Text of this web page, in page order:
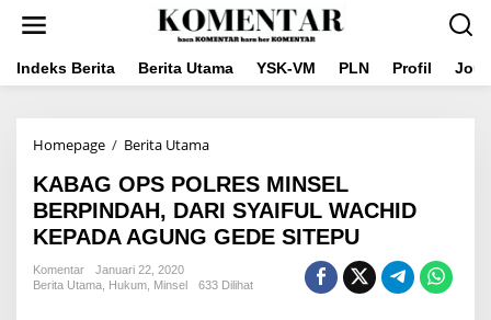
Indeks Berita Berita Utama YSK-VM PLN Profil
Homepage / Berita UtamaKABAG
POLRES
MINSEL
BERPINDAH,
DARI
WACHID
KABAG OPS POLRES MINSEL
BERPINDAH, DARI SYAIFUL WACHID
KEPADA AGUNG GEDE SITEPU
Komentar
Januari 22, 2020
Berita Utama Hukum Minsel 633 Dilihat